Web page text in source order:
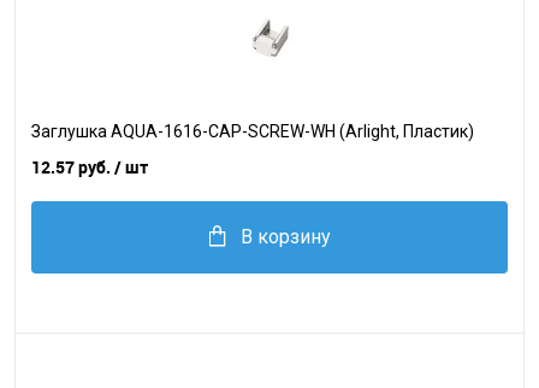
Заглушка AQUA-1616-CAP-SCREW-WH (Arlight, Пластик)
12.57 руб. / шт
В корзину